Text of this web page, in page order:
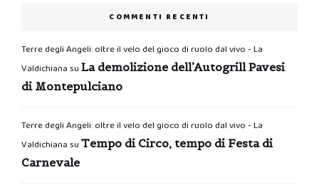
COMMENTI RECENTI
Terre degli Angeli: oltre il velo del gioco di ruolo dal vivo - La
Valdichiana su La demolizione dell’Autogrill Pavesi
di Montepulciano
Terre degli Angeli: oltre il velo del gioco di ruolo dal vivo - La
Valdichiana su Tempo di Circo, tempo di Festa di
Carnevale